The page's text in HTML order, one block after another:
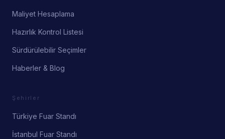
Maliyet Hesaplama
Hazırlık Kontrol Listesi
Sürdürülebilir Seçimler
Haberler & Blog
Şehirler
Türkiye Fuar Standı
İstanbul Fuar Standı